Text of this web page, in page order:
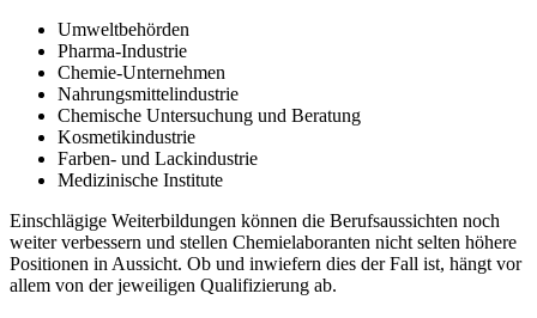
Umweltbehörden
Pharma-Industrie
Chemie-Unternehmen
Nahrungsmittelindustrie
Chemische Untersuchung und Beratung
Kosmetikindustrie
Farben- und Lackindustrie
Medizinische Institute
Einschlägige Weiterbildungen können die Berufsaussichten noch
weiter verbessern und stellen Chemielaboranten nicht selten höhere
Positionen in Aussicht. Ob und inwiefern dies der Fall ist, hängt vor
allem von der jeweiligen Qualifizierung ab.